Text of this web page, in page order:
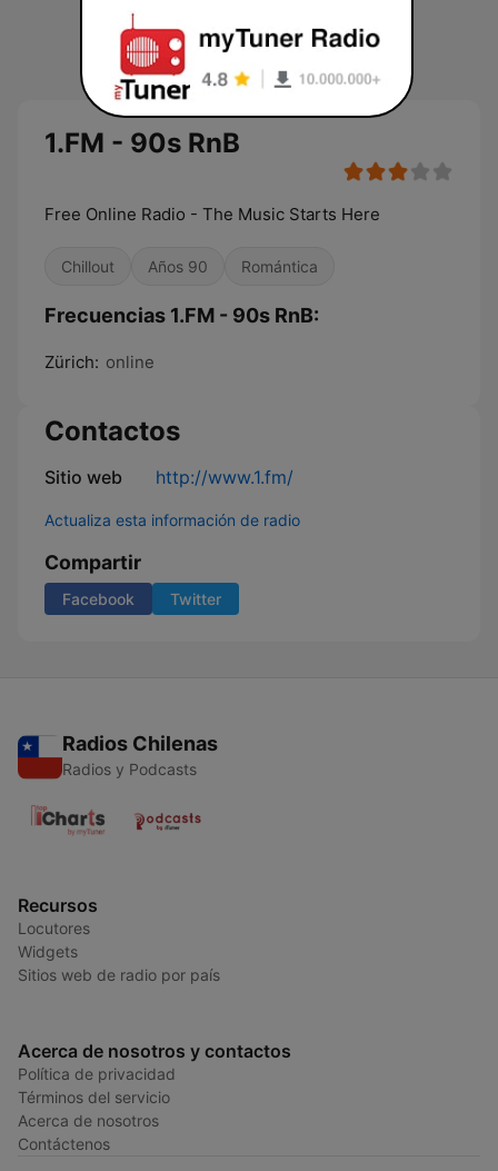
1.FM - 90s RnB
Free Online Radio - The Music Starts Here
Chillout Años 90 Romántica
Frecuencias 1.FM - 90s RnB:
Zürich: online
Contactos
Sitio web http://www.1.fm/
Actualiza esta información de radio
Compartir
Facebook Twitter
Radios Chilenas
Radios y Podcasts
Recursos
Locutores
Widgets
Sitios web de radio por país
Acerca de nosotros y contactos
Política de privacidad
Términos del servicio
Acerca de nosotros
Contáctenos